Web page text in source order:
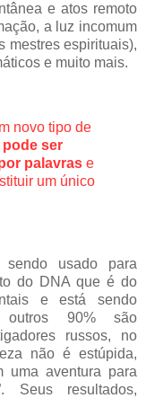
e atos remoto
a luz incomum
mestres espirituais),
e muito mais.
novo tipo de
pode ser
palavras e
um único
usado para
do DNA que é do
e está sendo
outros 90% são
russos, no
não é estúpida,
uma aventura para
Seus resultados,